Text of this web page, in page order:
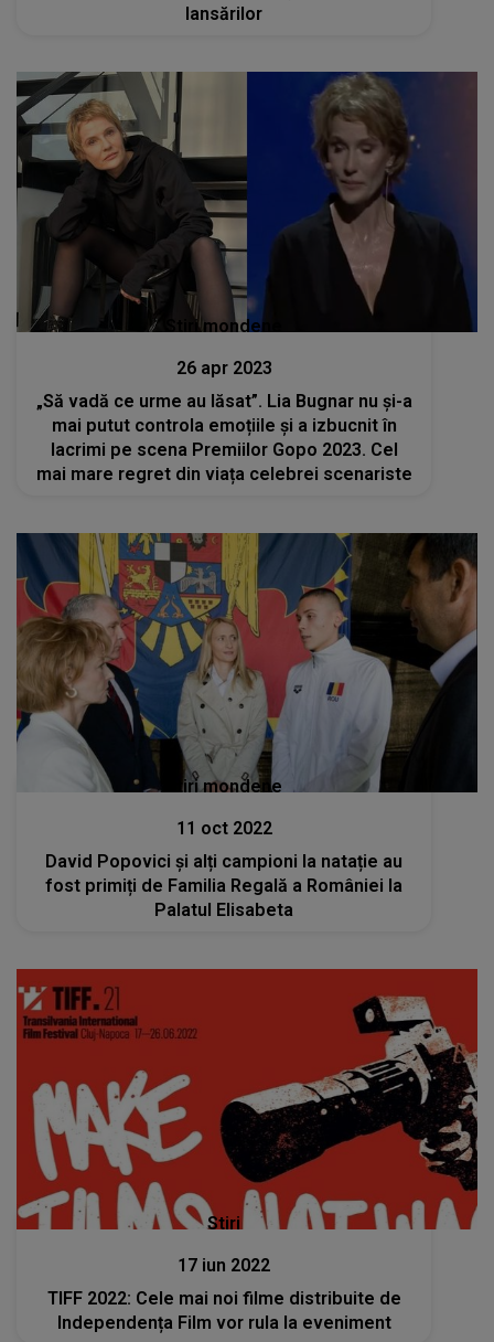
lansărilor
Stiri mondene
26 apr 2023
„Să vadă ce urme au lăsat”. Lia Bugnar nu și-a
mai putut controla emoțiile și a izbucnit în
lacrimi pe scena Premiilor Gopo 2023. Cel
mai mare regret din viața celebrei scenariste
Stiri mondene
11 oct 2022
David Popovici și alți campioni la natație au
fost primiți de Familia Regală a României la
Palatul Elisabeta
Stiri
17 iun 2022
TIFF 2022: Cele mai noi filme distribuite de
Independența Film vor rula la eveniment